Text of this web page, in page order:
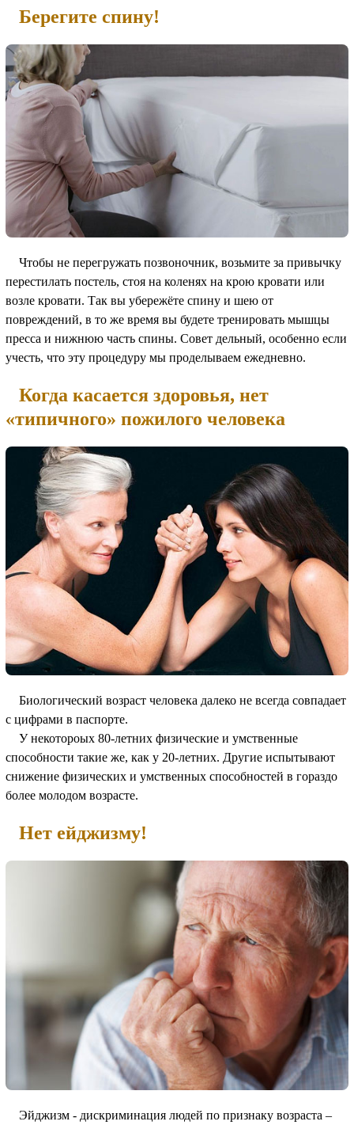
Берегите спину!
Чтобы не перегружать позвоночник, возьмите за привычку
перестилать постель, стоя на коленях на крою кровати или
возле кровати. Так вы убережёте спину и шею от
повреждений, в то же время вы будете тренировать мышцы
пресса и нижнюю часть спины. Совет дельный, особенно если
учесть, что эту процедуру мы проделываем ежедневно.
Когда касается здоровья, нет
«типичного» пожилого человека
Биологический возраст человека далеко не всегда совпадает
с цифрами в паспорте.
У некотороых 80-летних физические и умственные
способности такие же, как у 20-летних. Другие испытывают
снижение физических и умственных способностей в гораздо
более молодом возрасте.
Нет ейджизму!
Эйджизм - дискриминация людей по признаку возраста –